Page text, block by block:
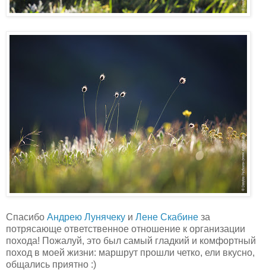
Спасибо Андрею Лунячеку и Лене Скабине за
потрясающе ответственное отношение к организации
похода! Пожалуй, это был самый гладкий и комфортный
поход в моей жизни: маршрут прошли четко, ели вкусно,
общались приятно :)